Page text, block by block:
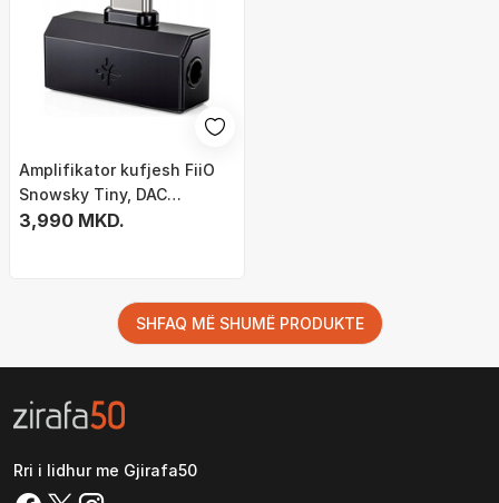
Amplifikator kufjesh FiiO
Snowsky Tiny, DAC
portabël Hi Res, PCM
3,990 MKD.
SHFAQ MË SHUMË PRODUKTE
Rri i lidhur me Gjirafa50